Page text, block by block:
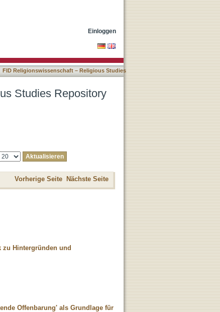
Einloggen
FID Religionswissenschaft – Religious Studies
Studies Repository
Vorherige Seite Nächste Seite
zu Hintergründen und
Offenbarung' als Grundlage für